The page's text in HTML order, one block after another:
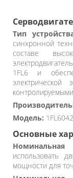
Тип
синхронной
составе
1FL6 и
Модель:
Основные
Номинальная
использовать
мощности для